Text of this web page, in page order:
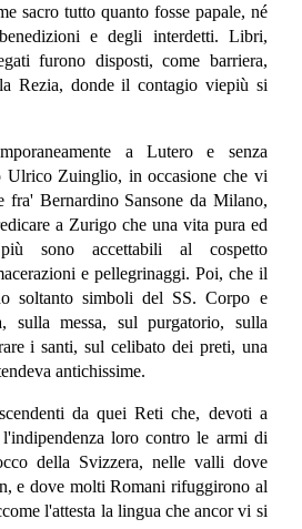
sacro tutto quanto fosse papale, né
e degli interdetti. Libri,
furono disposti, come barriera,
Rezia, donde il contagio viepiù si
a Lutero e senza
Ulrico Zuinglio, in occasione che vi
fra' Bernardino Sansone da Milano,
a Zurigo che una vita pura ed
sono accettabili al cospetto
e pellegrinaggi. Poi, che il
soltanto simboli del SS. Corpo e
sulla messa, sul purgatorio, sulla
i santi, sul celibato dei preti, una
antichissime.
da quei Reti che, devoti a
loro contro le armi di
della Svizzera, nelle valli dove
e dove molti Romani rifuggirono al
l'attesta la lingua che ancor vi si